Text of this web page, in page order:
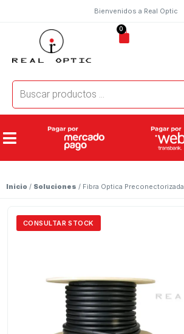
Bienvenidos a Real Optic
0
Inicio / Soluciones / Fibra Optica Preconectorizada
CONSULTAR STOCK